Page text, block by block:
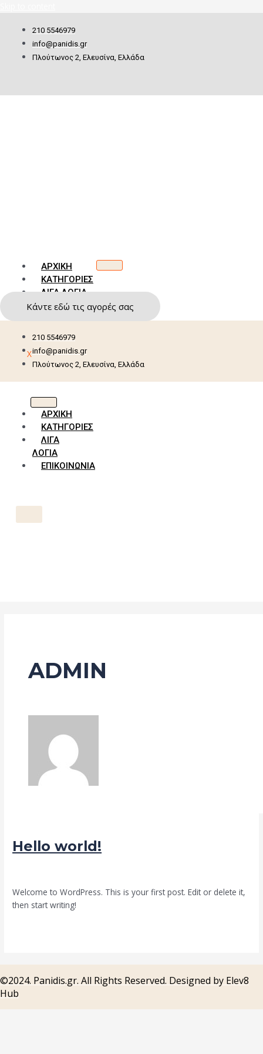
210 5546979
info@panidis.gr
Πλούτωνος 2, Ελευσίνα, Ελλάδα
ΑΡΧΙΚΗ
ΚΑΤΗΓΟΡΙΕΣ
ΛΙΓΑ ΛΟΓΙΑ
ΕΠΙΚΟΙΝΩΝΙΑ
X
Κάντε εδώ τις αγορές σας
210 5546979
info@panidis.gr
Πλούτωνος 2, Ελευσίνα, Ελλάδα
ΑΡΧΙΚΗ
ΚΑΤΗΓΟΡΙΕΣ
ΛΙΓΑ
ΛΟΓΙΑ
ΕΠΙΚΟΙΝΩΝΙΑ
ADMIN
Hello world!
Welcome to WordPress. This is your first post. Edit or delete it,
then start writing!
©2024. Panidis.gr. All Rights Reserved. Designed by Elev8
Hub